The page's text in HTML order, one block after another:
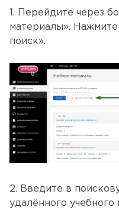
1. Перейдите через
материалы».
поиск».
2. Введите в
удалённого учебного